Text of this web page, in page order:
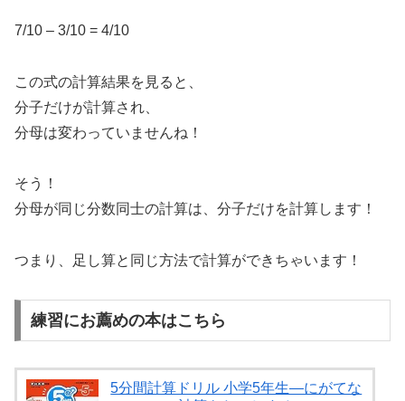
7/10 – 3/10 = 4/10
この式の計算結果を見ると、
分子だけが計算され、
分母は変わっていませんね！
そう！
分母が同じ分数同士の計算は、分子だけを計算します！
つまり、足し算と同じ方法で計算ができちゃいます！
練習にお薦めの本はこちら
5分間計算ドリル 小学5年生―にがてな